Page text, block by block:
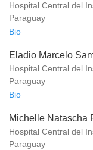
Hospital Central del
Paraguay
Bio
Eladio Marcelo
Hospital Central del
Paraguay
Bio
Michelle Natascha
Hospital Central del
Paraguay